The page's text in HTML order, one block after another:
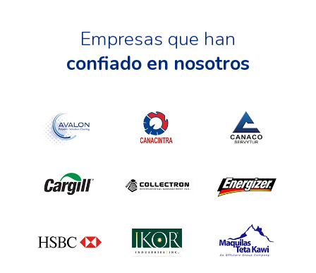
Empresas que han
confiado en nosotros